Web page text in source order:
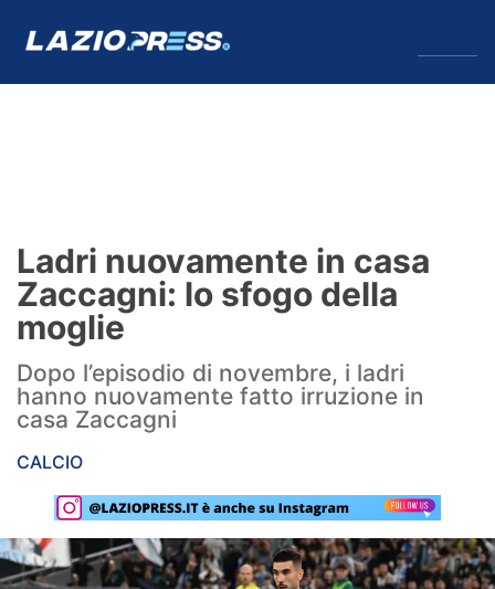
Formello
Infortuni
Primavera
Calciomercato
Lazio Women
Rassegna Lazio
Social
Ladri nuovamente in casa
Zaccagni: lo sfogo della
moglie
Dopo l’episodio di novembre, i ladri
hanno nuovamente fatto irruzione in
casa Zaccagni
CALCIO